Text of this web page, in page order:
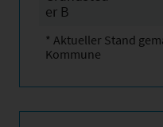
er B
* Aktueller Stand
Kommune